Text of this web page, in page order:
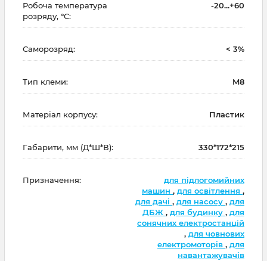
Робоча температура
розряду, °C:
-20...+60
Саморозряд: < 3%
Тип клеми: M8
Матеріал корпусу: Пластик
Габарити, мм (Д*Ш*В): 330*172*215
Призначення:
для підлогомийних
машин , для освітлення ,
для дачі , для насосу , для
ДБЖ , для будинку , для
сонячних електростанцій
, для човнових
електромоторів , для
навантажувачів